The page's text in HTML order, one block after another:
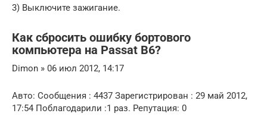
3) Выключите зажигание.
Как сбросить ошибку бортового
компьютера на Passat B6?
Dimon » 06 июл 2012, 14:17
Авто: Сообщения : 4437 Зарегистрирован : 29 май 2012,
17:54 Поблагодарили :1 раз. Репутация: 0